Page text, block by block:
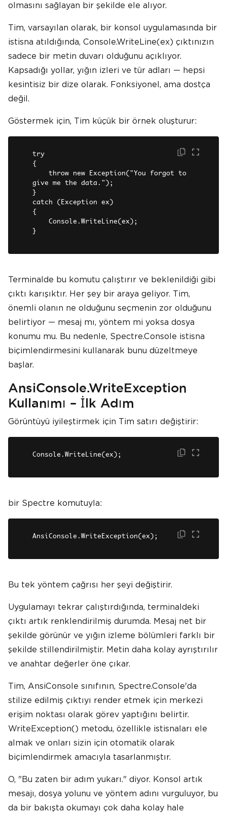
olmasını sağlayan bir şekilde ele alıyor.
Tim, varsayılan olarak, bir konsol uygulamasında bir
istisna atıldığında, Console.WriteLine(ex) çıktınızın
sadece bir metin duvarı olduğunu açıklıyor.
Kapsadığı yollar, yığın izleri ve tür adları — hepsi
kesintisiz bir dize olarak. Fonksiyonel, ama dostça
değil.
Göstermek için, Tim küçük bir örnek oluşturur:
try
{
give me the data.");
}
catch (Exception ex)
{
}
Terminalde bu komutu çalıştırır ve beklenildiği gibi
çıktı karışıktır. Her şey bir araya geliyor. Tim,
önemli olanın ne olduğunu seçmenin zor olduğunu
belirtiyor — mesaj mı, yöntem mi yoksa dosya
konumu mu. Bu nedenle, Spectre.Console istisna
biçimlendirmesini kullanarak bunu düzeltmeye
başlar.
AnsiConsole.WriteException
Kullanımı – İlk Adım
Görüntüyü iyileştirmek için Tim satırı değiştirir:
Console.WriteLine(ex);
bir Spectre komutuyla:
AnsiConsole.WriteException(ex);
Bu tek yöntem çağrısı her şeyi değiştirir.
Uygulamayı tekrar çalıştırdığında, terminaldeki
çıktı artık renklendirilmiş durumda. Mesaj net bir
şekilde görünür ve yığın izleme bölümleri farklı bir
şekilde stillendirilmiştir. Metin daha kolay ayrıştırılır
ve anahtar değerler öne çıkar.
Tim, AnsiConsole sınıfının, Spectre.Console'da
stilize edilmiş çıktıyı render etmek için merkezi
erişim noktası olarak görev yaptığını belirtir.
WriteException() metodu, özellikle istisnaları ele
almak ve onları sizin için otomatik olarak
biçimlendirmek amacıyla tasarlanmıştır.
O, "Bu zaten bir adım yukarı." diyor. Konsol artık
mesajı, dosya yolunu ve yöntem adını vurguluyor, bu
da bir bakışta okumayı çok daha kolay hale